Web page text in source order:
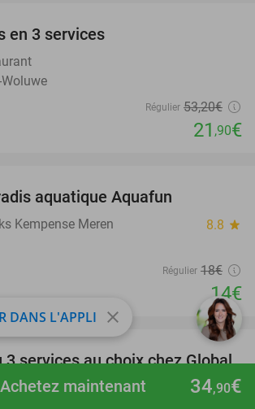
34,90€
Achetez maintenant
en 3 services
Régulier 53,20€
21 ,90€
aquatique Aquafun
Kempense Meren 8.8 star
Régulier 18€
14€
38%
favorite_border
3 services au choix chez Global
DANS L'APPLI close